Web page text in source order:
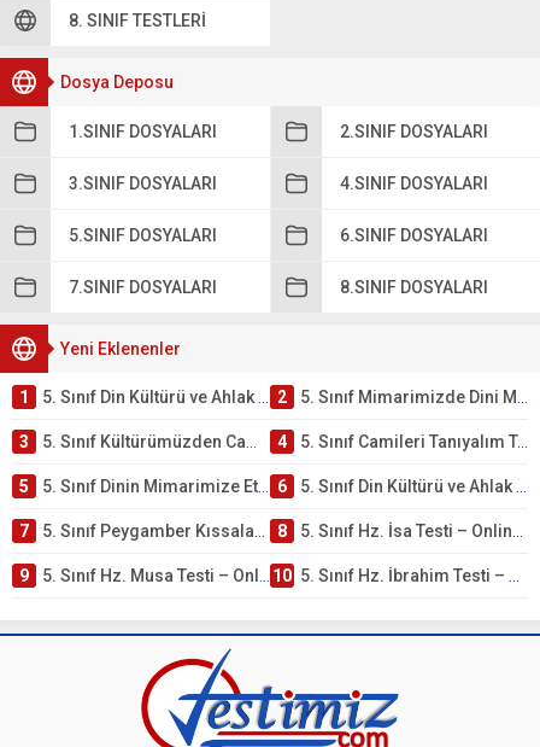
8. SINIF TESTLERI
Dosya Deposu
1.SINIF DOSYALARI 2.SINIF DOSYALARI
3.SINIF DOSYALARI 4.SINIF DOSYALARI
5.SINIF DOSYALARI 6.SINIF DOSYALARI
7.SINIF DOSYALARI 8.SINIF DOSYALARI
Yeni Eklenenler
1 5. Sınıf Din Kültürü ve Ahlak Bilgisi 4. Ünite: Mimarimizde Dini Motifler Çalışmaları 2 5. Sınıf Mimarimizde Dini Motifler Ünite Testi – Online Çöz
3 5. Sınıf Kültürümüzden Cami Örnekleri Testi – Online Çöz 4 5. Sınıf Camileri Tanıyalım Testi – Online Çöz
5 5. Sınıf Dinin Mimarimize Etkisi Testi – Online Çöz 6 5. Sınıf Din Kültürü ve Ahlak Bilgisi 4. Ünite: Peygamber Kıssaları Çalışmaları
7 5. Sınıf Peygamber Kıssaları Ünite Testi – Online Çöz 8 5. Sınıf Hz. İsa Testi – Online Çöz
9 5. Sınıf Hz. Musa Testi – Online Çöz 10 5. Sınıf Hz. İbrahim Testi – Online Çöz